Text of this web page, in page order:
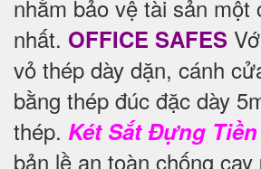
nhằm bảo vệ tài sản một
nhất. OFFICE SAFES
vỏ thép dày dặn, cánh
bằng thép đúc đặc dày
thép. Két Sắt Đựng Tiền
bản lề an toàn chống